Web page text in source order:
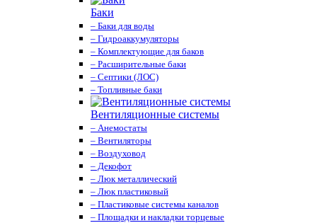
Баки
– Баки для воды
– Гидроаккумуляторы
– Комплектующие для баков
– Расширительные баки
– Септики (ЛОС)
– Топливные баки
Вентиляционные системы
– Анемостаты
– Вентиляторы
– Воздуховод
– Декофот
– Люк металлический
– Люк пластиковый
– Пластиковые системы каналов
– Площадки и накладки торцевые